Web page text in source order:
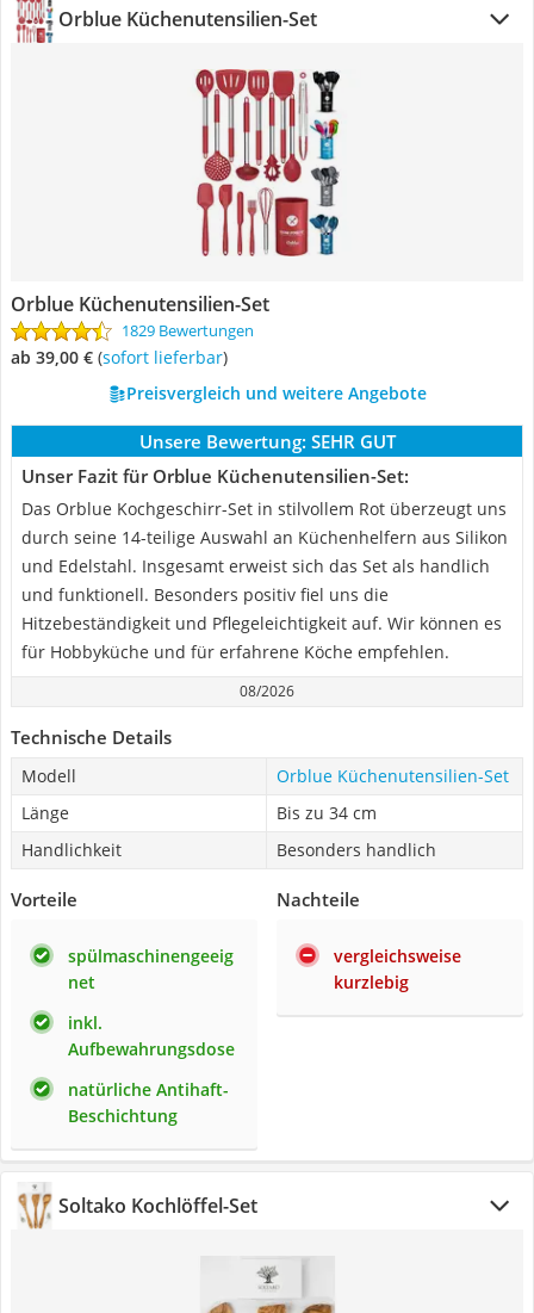
Orblue Küchenutensilien-Set
Orblue Küchenutensilien-Set
1829 Bewertungen
ab 39,00 € ( Sofort lieferbar)
Preisvergleich und weitere Angebote
Unsere Bewertung: SEHR GUT
Unser Fazit für Orblue Küchenutensilien-Set:
Das Orblue Kochgeschirr-Set in stilvollem Rot überzeugt uns
durch seine 14-teilige Auswahl an Küchenhelfern aus Silikon
und Edelstahl. Insgesamt erweist sich das Set als handlich
und funktionell. Besonders positiv fiel uns die
Hitzebeständigkeit und Pflegeleichtigkeit auf. Wir können es
für Hobbyküche und für erfahrene Köche empfehlen.
08/2026
Technische Details
Modell
Orblue Küchenutensilien-Set
Länge
Bis zu 34 cm
Handlichkeit
Besonders handlich
Vorteile
spülmaschinengeeig
net
inkl.
Aufbewahrungsdose
natürliche Antihaft-
Beschichtung
Nachteile
vergleichsweise
kurzlebig
Soltako Kochlöffel-Set